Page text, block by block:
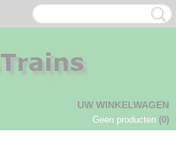
UW WINKELWAGEN
Geen producten (0)